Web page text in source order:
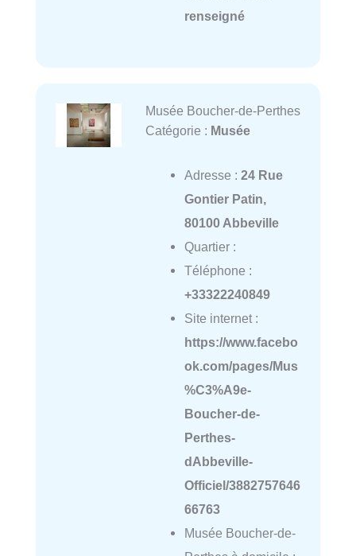
renseigné
Musée Boucher-de-Perthes
Catégorie : Musée
Adresse : 24 Rue
Gontier Patin,
80100 Abbeville
Quartier :
Téléphone :
+33322240849
Site internet :
https://www.facebo
ok.com/pages/Mus
%C3%A9e-
Boucher-de-
Perthes-
dAbbeville-
Officiel/3882757646
66763
Musée Boucher-de-